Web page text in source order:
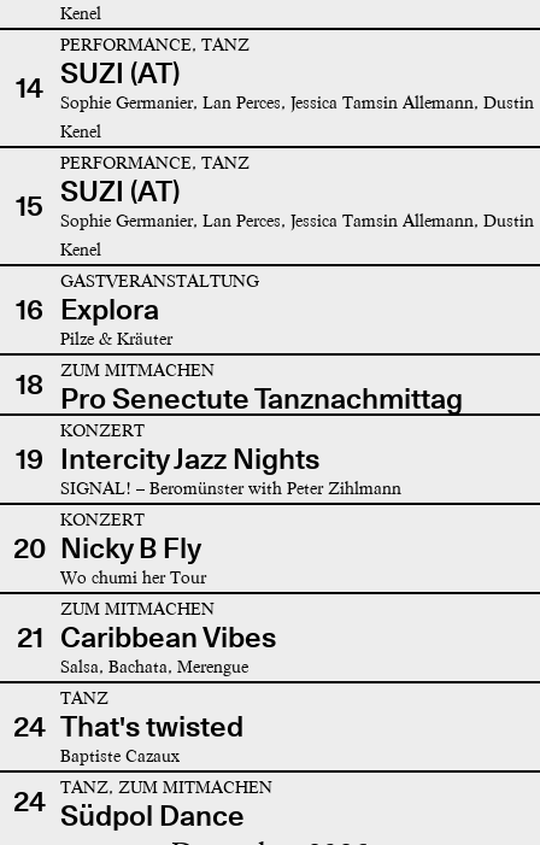
Kenel
14
PERFORMANCE, TANZ
SUZI (AT)
Sophie Germanier, Lan Perces, Jessica Tamsin Allemann, Dustin
Kenel
15
PERFORMANCE, TANZ
SUZI (AT)
Sophie Germanier, Lan Perces, Jessica Tamsin Allemann, Dustin
Kenel
16
GASTVERANSTALTUNG
Explora
Pilze & Kräuter
18 ZUM MITMACHEN
Pro Senectute Tanznachmittag
19
KONZERT
Intercity Jazz Nights
SIGNAL! – Beromünster with Peter Zihlmann
20
KONZERT
Nicky B Fly
Wo chumi her Tour
21
ZUM MITMACHEN
Caribbean Vibes
Salsa, Bachata, Merengue
24
TANZ
That's twisted
Baptiste Cazaux
24 TANZ, ZUM MITMACHEN
Südpol Dance